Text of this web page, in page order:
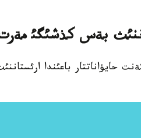
بةس كذشئگئ
- شئمكةنت حايؤاناتتار باعئندا